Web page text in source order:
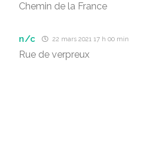
Chemin de la France
n/c 22 mars 2021 17 h 00 min
Rue de verpreux